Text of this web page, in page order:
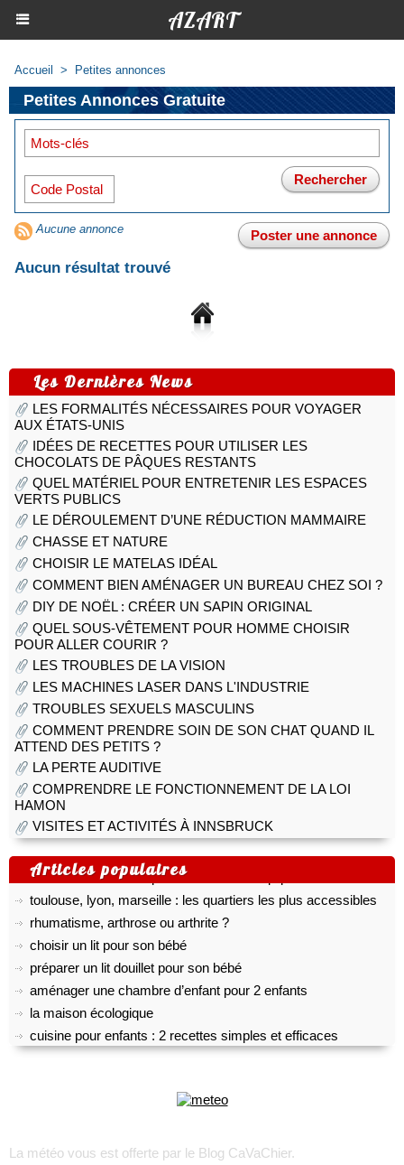
AZART
Accueil > Petites annonces
Petites Annonces Gratuite
Aucune annonce
Aucun résultat trouvé
Les Dernières News
LES FORMALITÉS NÉCESSAIRES POUR VOYAGER
AUX ÉTATS-UNIS
IDÉES DE RECETTES POUR UTILISER LES
CHOCOLATS DE PÂQUES RESTANTS
QUEL MATÉRIEL POUR ENTRETENIR LES ESPACES
VERTS PUBLICS
LE DÉROULEMENT D’UNE RÉDUCTION MAMMAIRE
CHASSE ET NATURE
CHOISIR LE MATELAS IDÉAL
COMMENT BIEN AMÉNAGER UN BUREAU CHEZ SOI ?
DIY DE NOËL : CRÉER UN SAPIN ORIGINAL
QUEL SOUS-VÊTEMENT POUR HOMME CHOISIR
POUR ALLER COURIR ?
LES TROUBLES DE LA VISION
LES MACHINES LASER DANS L'INDUSTRIE
TROUBLES SEXUELS MASCULINS
COMMENT PRENDRE SOIN DE SON CHAT QUAND IL
ATTEND DES PETITS ?
LA PERTE AUDITIVE
COMPRENDRE LE FONCTIONNEMENT DE LA LOI
HAMON
VISITES ET ACTIVITÉS À INNSBRUCK
Articles populaires
votre recherche n'a pas été fructueuse !
comment vivre pleinement sa passion pour un sport ?
comment devenir pilote de rallye automobile
comment bien porter le perfecto ?
comment créer son propre shoesing?
choisir son appareil photo numérique
voyage sur l’île d’oléron
trek : comment faire pour recruter une équipe locale ?
toulouse, lyon, marseille : les quartiers les plus accessibles
rhumatisme, arthrose ou arthrite ?
choisir un lit pour son bébé
préparer un lit douillet pour son bébé
aménager une chambre d’enfant pour 2 enfants
la maison écologique
cuisine pour enfants : 2 recettes simples et efficaces
petite cuisine : nos astuces !
comment bien aménager un bureau chez soi ?
La météo vous est offerte par le Blog CaVaChier.